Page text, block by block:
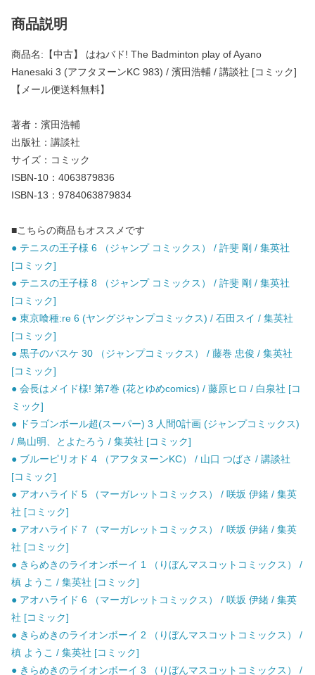
商品説明
商品名:【中古】 はねバド! The Badminton play of Ayano
Hanesaki 3 (アフタヌーンKC 983) / 濱田浩輔 / 講談社 [コミック]
【メール便送料無料】
著者：濱田浩輔
出版社：講談社
サイズ：コミック
ISBN-10：4063879836
ISBN-13：9784063879834
■こちらの商品もオススメです
● テニスの王子様 6 （ジャンプ コミックス） / 許斐 剛 / 集英社
[コミック]
● テニスの王子様 8 （ジャンプ コミックス） / 許斐 剛 / 集英社
[コミック]
● 東京喰種:re 6 (ヤングジャンプコミックス) / 石田スイ / 集英社
[コミック]
● 黒子のバスケ 30 （ジャンプコミックス） / 藤巻 忠俊 / 集英社
[コミック]
● 会長はメイド様! 第7巻 (花とゆめcomics) / 藤原ヒロ / 白泉社 [コ
ミック]
● ドラゴンボール超(スーパー) 3 人間0計画 (ジャンプコミックス)
/ 鳥山明、とよたろう / 集英社 [コミック]
● ブルーピリオド 4 （アフタヌーンKC） / 山口 つばさ / 講談社
[コミック]
● アオハライド 5 （マーガレットコミックス） / 咲坂 伊緒 / 集英
社 [コミック]
● アオハライド 7 （マーガレットコミックス） / 咲坂 伊緒 / 集英
社 [コミック]
● きらめきのライオンボーイ 1 （りぼんマスコットコミックス） /
槙 ようこ / 集英社 [コミック]
● アオハライド 6 （マーガレットコミックス） / 咲坂 伊緒 / 集英
社 [コミック]
● きらめきのライオンボーイ 2 （りぼんマスコットコミックス） /
槙 ようこ / 集英社 [コミック]
● きらめきのライオンボーイ 3 （りぼんマスコットコミックス） /